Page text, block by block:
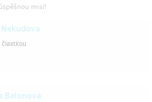
misi!
čiastkou
Balonova